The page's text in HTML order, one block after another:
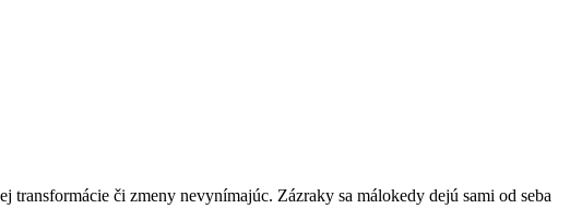
či zmeny nevynímajúc. Zázraky sa málokedy dejú sami od seba